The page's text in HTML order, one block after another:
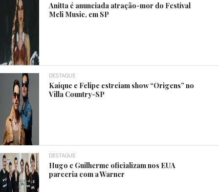
Anitta é anunciada atração-mor do Festival
Meli Music, em SP
DESTAQUE
Kaique e Felipe estreiam show “Origens” no
Villa Country-SP
DESTAQUE
Hugo e Guilherme oficializam nos EUA
parceria com a Warner